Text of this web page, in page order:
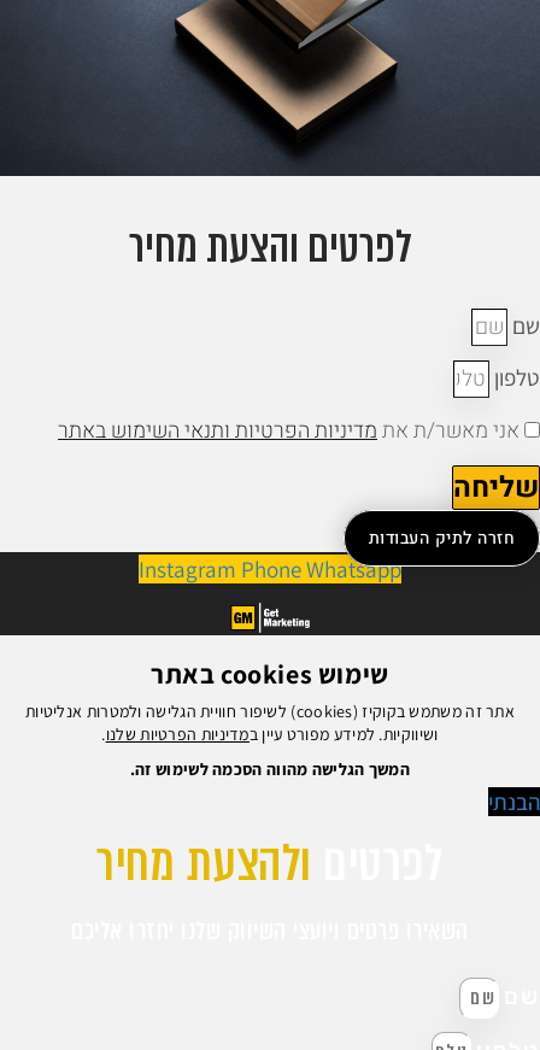
לפרטים והצעת מחיר
אני מאשר/ת אתמדיניות הפרטיות ותנאי השימוש באתר
חזרה לתיק העבודות
Instagram PhoneWhatsapp
שימוש cookies באתר
אתר זה משתמש בקוקיז (cookies) לשיפור חוויית הגלישה ולמטרות אנליטיות
ושיווקיות. למידע מפורט עיין במדיניות הפרטיות שלנו.
המשך הגלישה מהווה הסכמה לשימוש זה.
ולהצעת מחיר